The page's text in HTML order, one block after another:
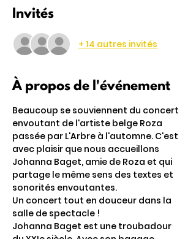
Invités
+ 14 autres invités
À propos de l'événement
Beaucoup se souviennent du concert
envoutant de l'artiste belge Roza
passée par L'Arbre à l'automne. C'est
avec plaisir que nous accueillons
Johanna Baget, amie de Roza et qui
partage le même sens des textes et
sonorités envoutantes.
Un concert tout en douceur dans la
salle de spectacle !
Johanna Baget est une troubadour